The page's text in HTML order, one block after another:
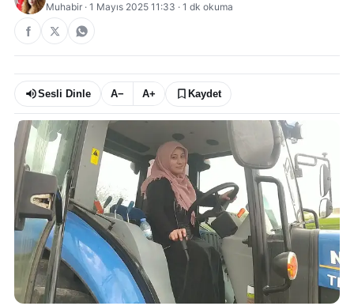
Muhabir · 1 Mayıs 2025 11:33 · 1 dk okuma
Sesli Dinle A− A+ Kaydet